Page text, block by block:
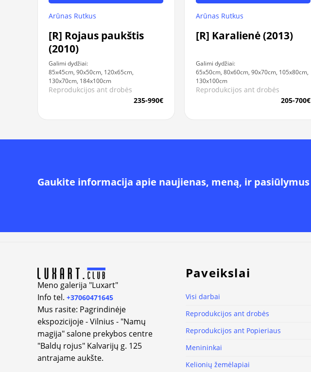
Arūnas Rutkus
[R] Rojaus paukštis
(2010)
Galimi dydžiai:
85x45cm, 90x50cm, 120x65cm,
130x70cm, 184x100cm
Reprodukcijos ant drobės
235-990€
Arūnas Rutkus
[R] Karalienė (2013)
Galimi dydžiai:
65x50cm, 80x60cm, 90x70cm, 105x80cm,
130x100cm
Reprodukcijos ant drobės
205-700€
Gaukite informacija apie naujienas, meną, ir pasiūlymus
Meno galerija "Luxart"
Info tel. +37060471645
Mus rasite: Pagrindinėje
ekspozicijoje - Vilnius - "Namų
magija" salone prekybos centre
"Baldų rojus" Kalvarijų g. 125
antrajame aukšte.
Paveikslai
Visi darbai
Reprodukcijos ant drobės
Reprodukcijos ant Popieriaus
Menininkai
Kelionių žemėlapiai